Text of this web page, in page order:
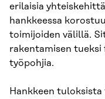
erilaisia
hankkeessa
toimijoiden välillä.
rakentamisen
työpohjia.
Hankkeen